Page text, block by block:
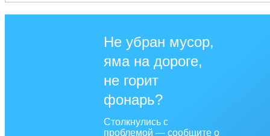
Не убран мусор,
яма на дороге,
не горит
фонарь?
Столкнулись с
проблемой — сообщите о